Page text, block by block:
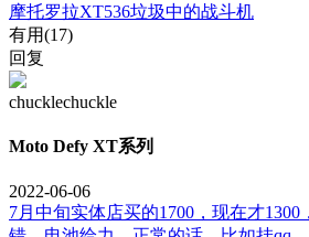
摩托罗拉XT536垃圾中的战斗机
有用(17)
回复
chucklechuckle
Moto Defy XT系列
2022-06-06
7月中旬实体店买的1700，现在才